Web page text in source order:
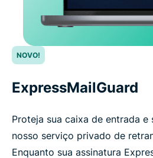
NOVO!
ExpressMailGuard
Proteja sua caixa de entrada e
nosso serviço privado de
Enquanto sua assinatura